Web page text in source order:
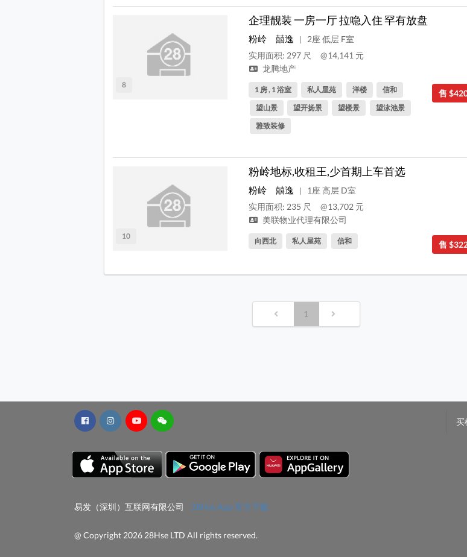
8
企理靓装 一房一厅 拉喼入住 罕有放盘
粉岭 囍逸 |
2座 低层 F室
实用面积: 297 尺
@14,141 元
龙腾地产
售
1 房 , 1 浴室 私人屋苑 洋楼
信和
望山景
望开扬景 望楼景
望泳池景
雅致装修
10
粉岭地标,收租王,少首期上车首选
粉岭 囍逸 |
1座 高层 D室
实用面积: 235 尺
@13,702 元
美联物业代理有限公司
售
向西北 私人屋苑 信和
1
买
易发（深圳）互联网有限公司 28Hse App 官方下载
@ Copyright 2026 28Hse LTD All rights reserved.